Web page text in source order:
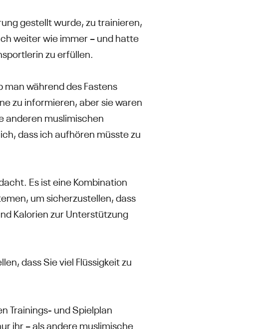
gestellt wurde, zu trainieren,
weiter wie immer – und hatte
zu erfüllen.
während des Fastens
zu informieren, aber sie waren
anderen muslimischen
dass ich aufhören müsste zu
Es ist eine Kombination
um sicherzustellen, dass
Kalorien zur Unterstützung
dass Sie viel Flüssigkeit zu
Trainings- und Spielplan
ihr – als andere muslimische